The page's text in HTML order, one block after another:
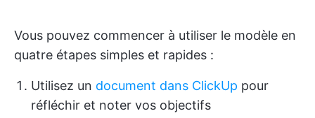
Vous pouvez commencer à utiliser le modèle en
quatre étapes simples et rapides :
Utilisez un document dans ClickUp pour
réfléchir et noter vos objectifs